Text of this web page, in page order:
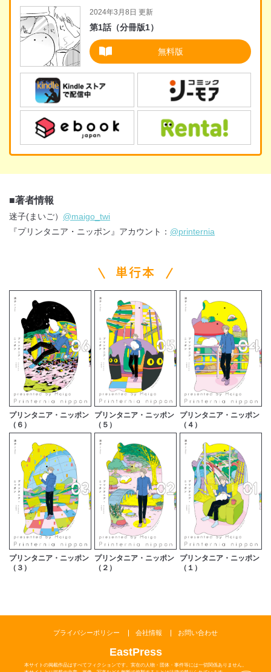
2024年3月8日 更新
第1話（分冊版1）
無料版
■著者情報
迷子(まいご） @maigo_twi
『プリンタニア・ニッポン』アカウント： @printernia
単行本
プリンタニア・ニッポン
（６）
プリンタニア・ニッポン
（５）
プリンタニア・ニッポン
（４）
プリンタニア・ニッポン
（３）
プリンタニア・ニッポン
（２）
プリンタニア・ニッポン
（１）
EastPress
本サイトの掲載作品はすべてフィクションです。実在の人物・団体・事件等には一切関係ありません。
プライバシーポリシー 会社情報 お問い合わせ